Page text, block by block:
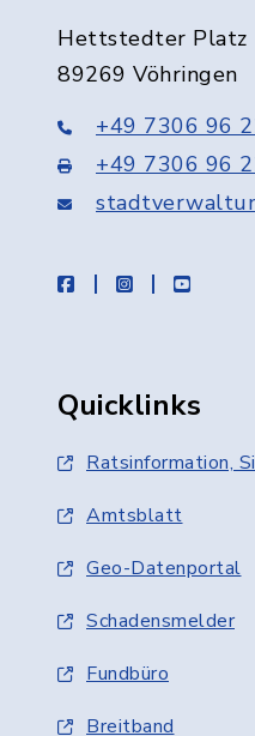
Hettstedter Platz
89269 Vöhringen
+49 7306 96
+49 7306 96
facebookinstagramyoutube
Quicklinks
Ratsinformation,
Amtsblatt
Geo-Datenportal
Schadensmelder
Fundbüro
Breitband